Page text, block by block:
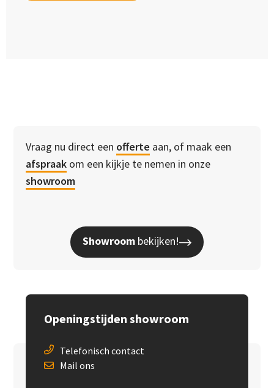
Vraag nu direct een offerte aan, of maak een
afspraak om een kijkje te nemen in onze
showroom
Showroom bekijken!
Openingstijden showroom
Telefonisch contact
Mail ons